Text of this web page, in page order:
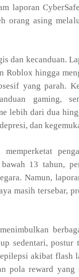
laporan
orang asing
dan kecanduan.
Roblox hingga
yang parah.
gaming,
lebih dari dua
dan
13 tahun,
Namun,
masih tersebar,
sedentari, postur
akibat flash
pola reward yang